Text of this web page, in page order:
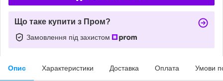
Що таке купити з Пром?
Замовлення під захистом
Опис Характеристики Доставка Оплата Умови